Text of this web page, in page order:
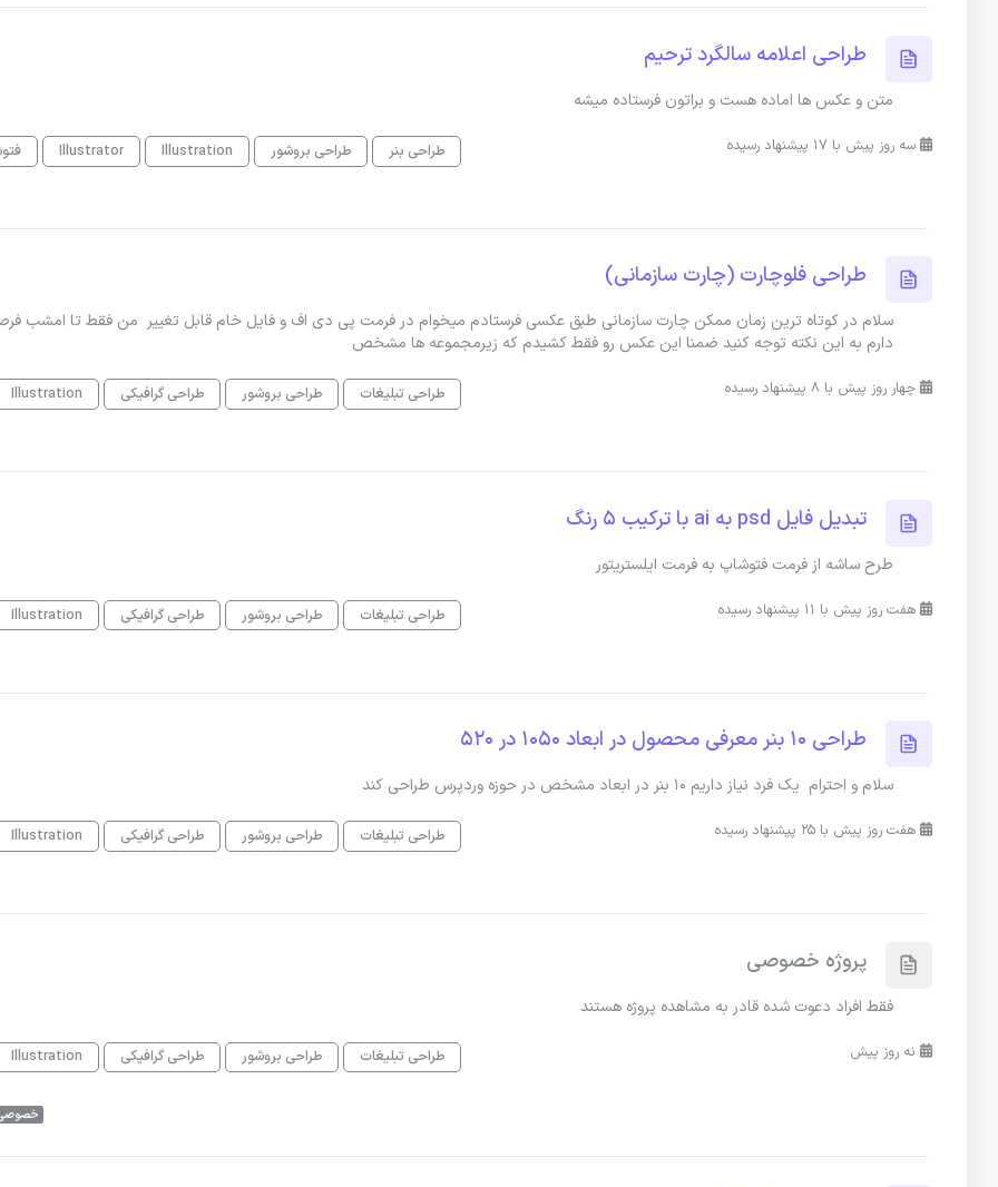
طراحی اعلامه سالگرد ترحیم
متن و عکس ها اماده هست و براتون فرستاده میشه
سه روز پیش با 17 پیشنهاد رسیده طراحی بنر طراحی بروشور Illustration
Illustrator
طراحی فلوچارت (چارت سازمانی)
سلام در کوتاه ترین زمان ممکن چارت سازمانی طبق عکسی فرستادم میخوام در فرمت پی دی اف و فایل خام قابل تغییر من فقط تا امشب
دارم به این نکته توجه کنید ضمنا این عکس رو فقط کشیدم که زیرمجموعه ها مشخص
چهار روز پیش با 8 پیشنهاد رسیده طراحی تبلیغات طراحی بروشور طراحی گرافیکی Illustration
تبدیل فایل psd به ai با ترکیب ۵ رنگ
طرح ساشه از فرمت فتوشاپ به فرمت ایلستریتور
هفت روز پیش با 11 پیشنهاد رسیده طراحی تبلیغات طراحی بروشور طراحی گرافیکی Illustration
طراحی 10 بنر معرفی محصول در ابعاد 1050 در 520
سلام و احترام یک فرد نیاز داریم ۱۰ بنر در ابعاد مشخص در حوزه وردپرس طراحی کند
هفت روز پیش با 25 پیشنهاد رسیده طراحی تبلیغات طراحی بروشور طراحی گرافیکی Illustration
پروژه خصوصی
فقط افراد دعوت شده قادر به مشاهده پروژه هستند
نه روز پیش طراحی تبلیغات طراحی بروشور طراحی گرافیکی Illustration